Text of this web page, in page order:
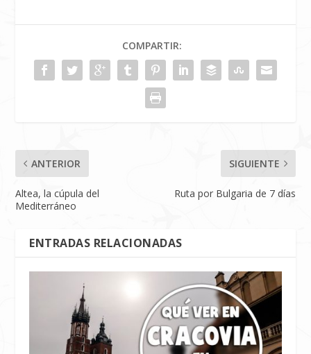
COMPARTIR:
ANTERIOR
Altea, la cúpula del
Mediterráneo
SIGUIENTE
Ruta por Bulgaria de 7 días
ENTRADAS RELACIONADAS